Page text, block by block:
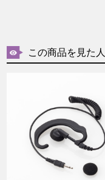
この商品を見た